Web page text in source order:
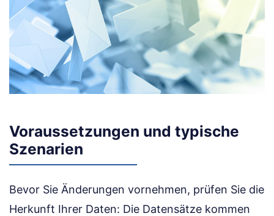
Voraussetzungen und typische
Szenarien
Bevor Sie Änderungen vornehmen, prüfen Sie die
Herkunft Ihrer Daten: Die Datensätze kommen